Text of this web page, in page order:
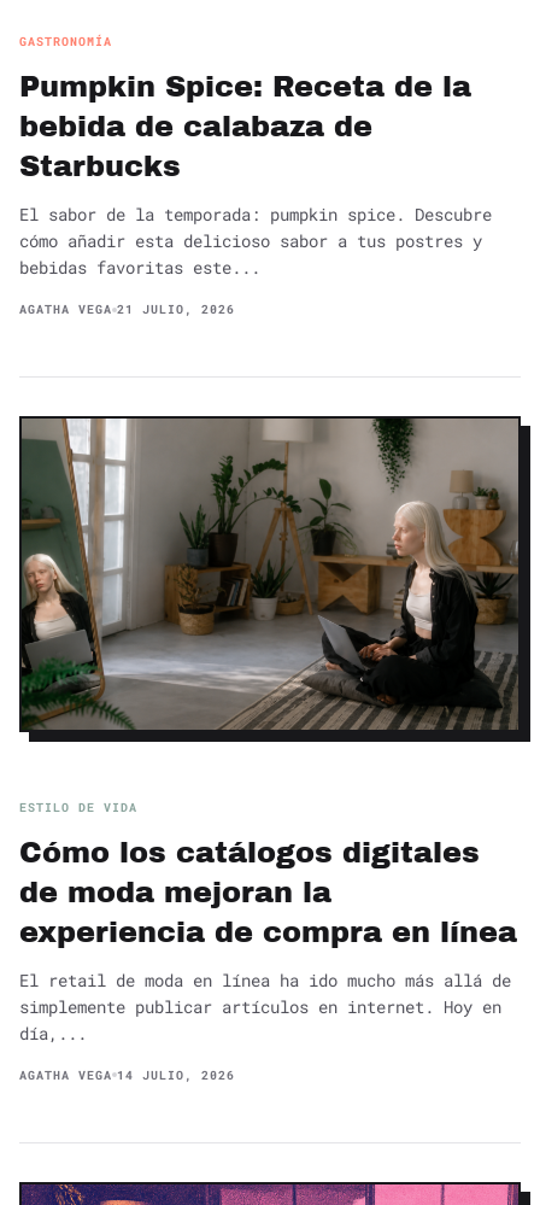
GASTRONOMÍA
Pumpkin Spice: Receta de la
bebida de calabaza de
Starbucks
El sabor de la temporada: pumpkin spice. Descubre
cómo añadir esta delicioso sabor a tus postres y
bebidas favoritas este...
AGATHA VEGA 21 JULIO, 2026
ESTILO DE VIDA
Cómo los catálogos digitales
de moda mejoran la
experiencia de compra en línea
El retail de moda en línea ha ido mucho más allá de
simplemente publicar artículos en internet. Hoy en
día,...
AGATHA VEGA 14 JULIO, 2026